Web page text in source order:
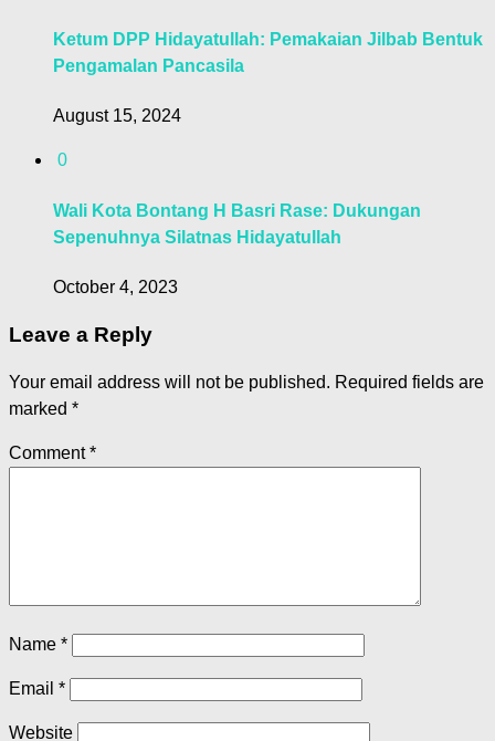
Ketum DPP Hidayatullah: Pemakaian Jilbab Bentuk
Pengamalan Pancasila
August 15, 2024
0
Wali Kota Bontang H Basri Rase: Dukungan
Sepenuhnya Silatnas Hidayatullah
October 4, 2023
Leave a Reply
Your email address will not be published. Required fields are
marked *
Comment*
Name *
Email *
Website